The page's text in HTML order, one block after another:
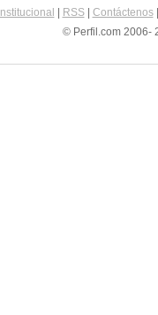
Institucional
RSS| Contáctenos
© Perfil.com 2006-